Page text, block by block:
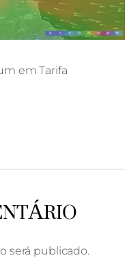
em Tarifa
será publicado.